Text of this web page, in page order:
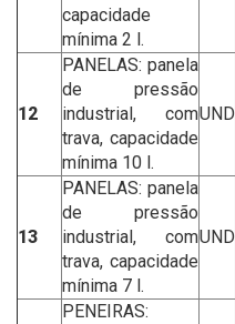
capacidade
mínima 2 l.
12
PANELAS: panela
de pressão
industrial, com
trava, capacidade
mínima 10 l.
UND
13
PANELAS: panela
de pressão
industrial, com
trava, capacidade
mínima 7 l.
UND
PENEIRAS: